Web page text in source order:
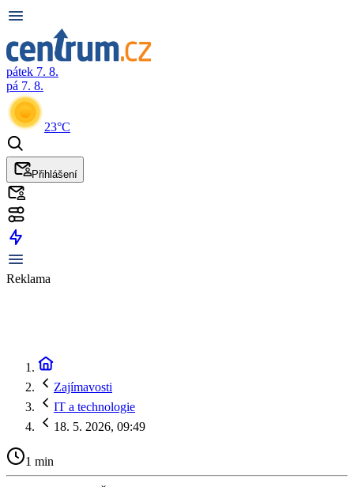
pátek 7. 8.
pá 7. 8.
23°C
Přihlášení
Reklama
Zajímavosti
IT a technologie
18. 5. 2026, 09:49
1 min